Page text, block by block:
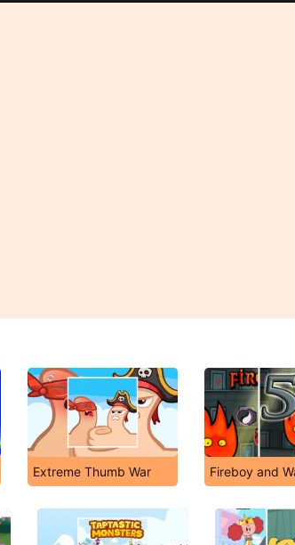
Extreme Thumb War Fireboy and